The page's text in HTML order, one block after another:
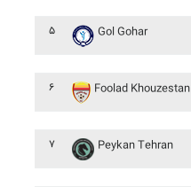
۵ Gol Gohar
۶ Foolad Khouzestan
۷ Peykan Tehran